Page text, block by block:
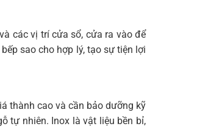
các vị trí cửa sổ, cửa ra vào để
sao cho hợp lý, tạo sự tiện lợi
thành cao và cần bảo dưỡng kỹ
tự nhiên. Inox là vật liệu bền bỉ,